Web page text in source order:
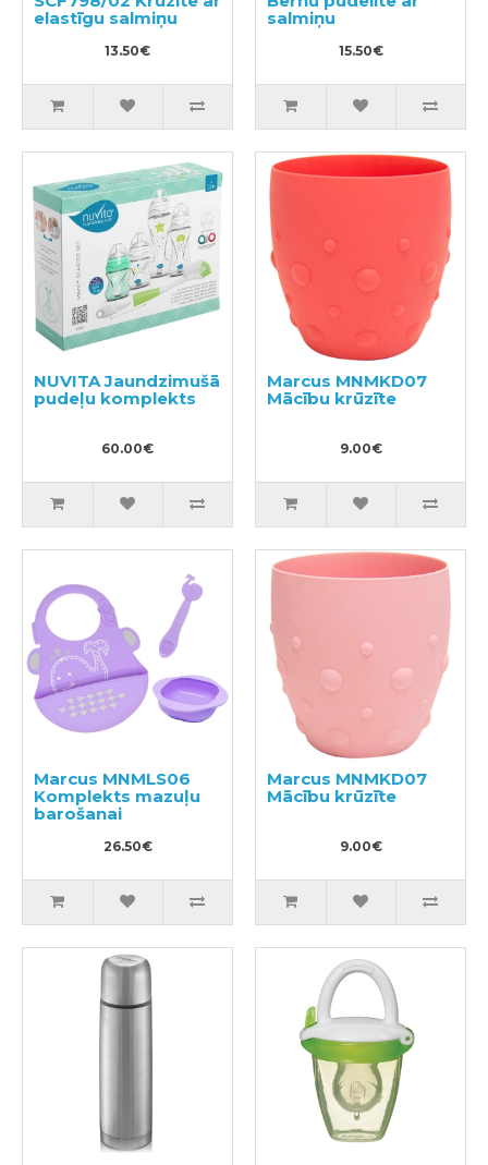
elastīgu salmiņu
13.50€
salmiņu
15.50€
NUVITA Jaundzimušā
pudeļu komplekts
60.00€
Marcus MNMKD07
Mācību krūzīte
9.00€
Marcus MNMLS06
Komplekts mazuļu
barošanai
26.50€
Marcus MNMKD07
Mācību krūzīte
9.00€